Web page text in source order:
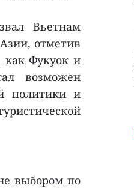
Вьетнам
отметив
как Фукуок и
возможен
политики и
выбором по